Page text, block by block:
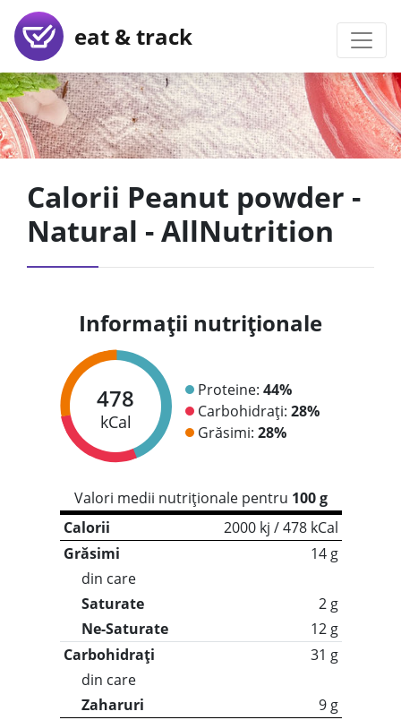
eat & track
Calorii Peanut powder -
Natural - AllNutrition
Informații nutriționale
478
kCal
Proteine: 44%
Carbohidrați: 28%
Grăsimi: 28%
Valori medii nutriționale pentru 100 g
Calorii
2000 kj / 478 kCal
Grăsimi
14 g
din care
Saturate
2 g
Ne-Saturate
12 g
Carbohidrați
31 g
din care
Zaharuri
9 g